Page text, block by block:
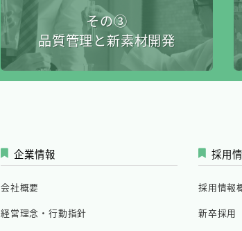
その③
品質管理と新素材開発
企業情報
会社概要
経営理念・行動指針
採用
採用情報
新卒採用